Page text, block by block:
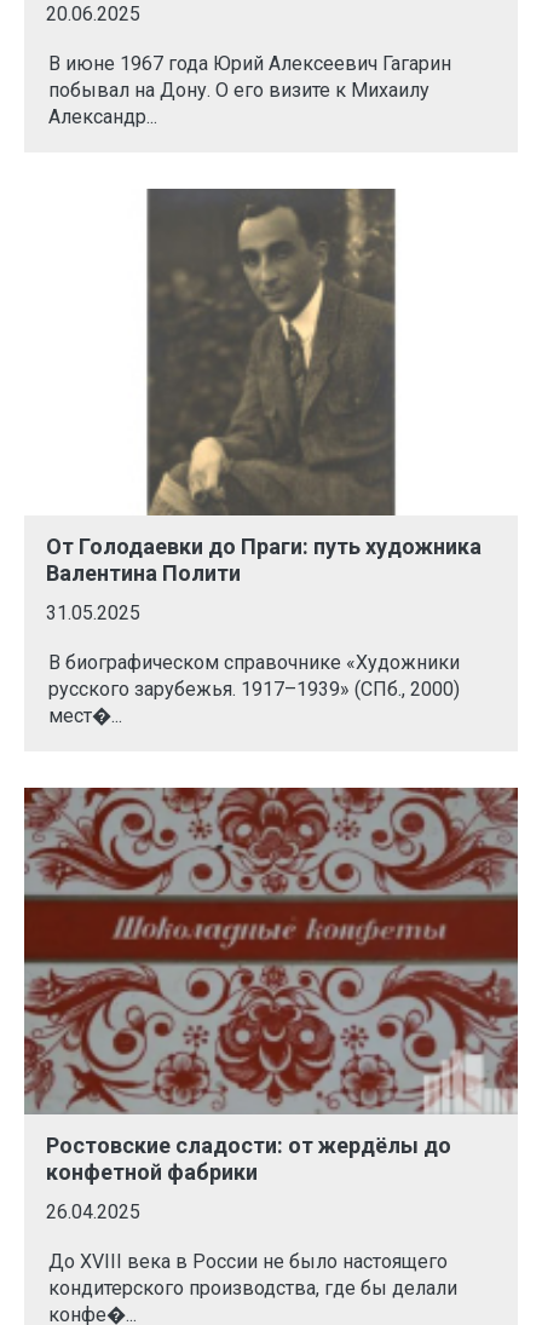
20.06.2025
В июне 1967 года Юрий Алексеевич Гагарин
побывал на Дону. О его визите к Михаилу
Александр...
От Голодаевки до Праги: путь художника
Валентина Полити
31.05.2025
В биографическом справочнике «Художники
русского зарубежья. 1917–1939» (СПб., 2000)
мест�...
Ростовские сладости: от жердёлы до
конфетной фабрики
26.04.2025
До XVIII века в России не было настоящего
кондитерского производства, где бы делали
конфе�...